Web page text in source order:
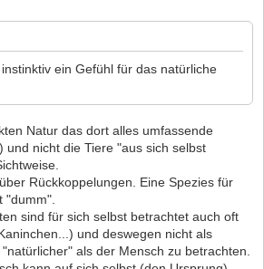
ein Gefühl für das natürliche
Natur das dort alles umfassende
und nicht die Tiere "aus sich selbst
Rückkoppelungen. Eine Spezies für
"dumm".
sind für sich selbst betrachtet auch oft
und deswegen nicht als
als der Mensch zu betrachten.